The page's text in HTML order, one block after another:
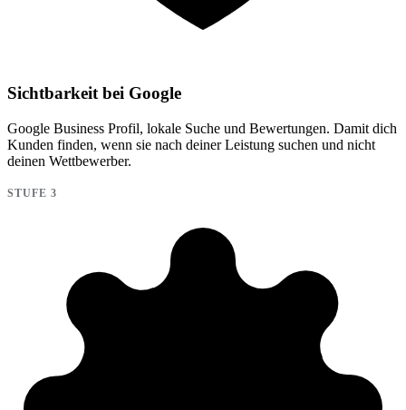
Sichtbarkeit bei Google
Google Business Profil, lokale Suche und Bewertungen. Damit dich
Kunden finden, wenn sie nach deiner Leistung suchen und nicht
deinen Wettbewerber.
STUFE 3